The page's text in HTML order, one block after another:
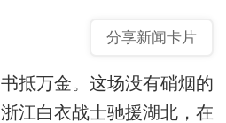
分享新闻卡片
万金。这场没有硝烟的
江白衣战士驰援湖北，在